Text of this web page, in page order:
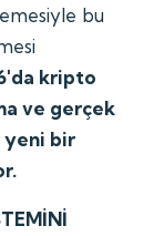
bu
kripto
ve gerçek
yeni bir